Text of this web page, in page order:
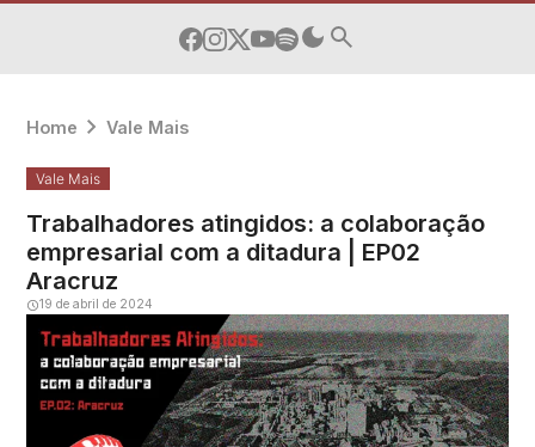
Home Vale Mais
Vale Mais
Trabalhadores atingidos: a colaboração
empresarial com a ditadura | EP02
Aracruz
19 de abril de 2024